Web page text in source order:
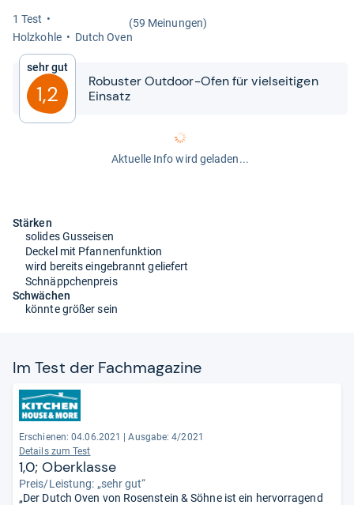
1 Test
(59 Meinungen)
Holz­kohle
Dutch Oven
Sehr gut
1,2
Robus­ter Out­door-​​Ofen für viel­sei­ti­gen
Ein­satz
Aktuelle Info wird geladen...
Stärken
solides Gusseisen
Deckel mit Pfannenfunktion
wird bereits eingebrannt geliefert
Schnäppchenpreis
Schwächen
könnte größer sein
Im Test der Fach­ma­ga­zine
Erschienen: 04.06.2021
Ausgabe: 4/2021
Details zum Test
1,0; Oberklasse
Preis/Leistung: „sehr gut“
„Der Dutch Oven von Rosenstein & Söhne ist ein hervorragend